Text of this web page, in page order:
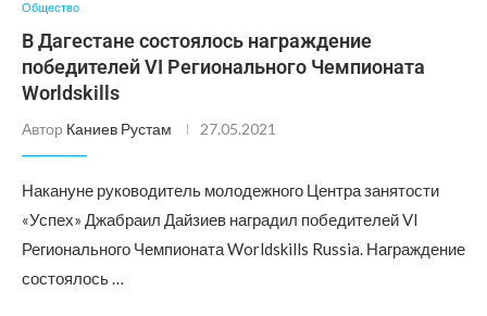
Общество
В Дагестане состоялось награждение
победителей VI Регионального Чемпионата
Worldskills
Автор Каниев Рустам 27.05.2021
Накануне руководитель молодежного Центра занятости
«Успех» Джабраил Дайзиев наградил победителей VI
Регионального Чемпионата Worldskills Russia. Награждение
состоялось …